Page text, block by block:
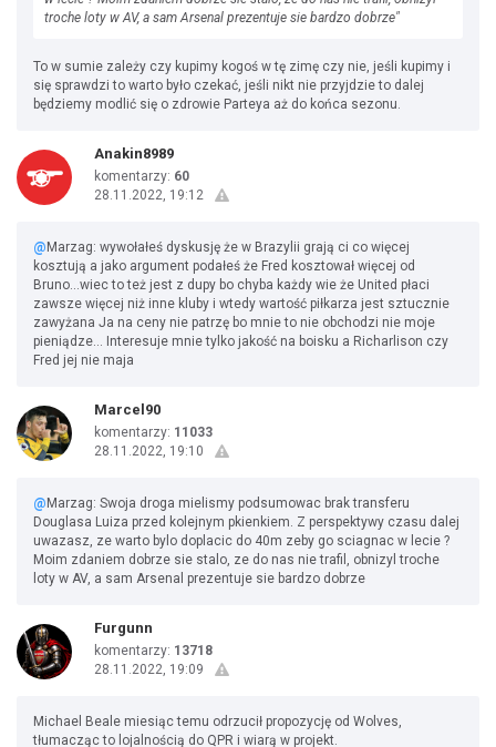
troche loty w AV, a sam Arsenal prezentuje sie bardzo dobrze"
To w sumie zależy czy kupimy kogoś w tę zimę czy nie, jeśli kupimy i
się sprawdzi to warto było czekać, jeśli nikt nie przyjdzie to dalej
będziemy modlić się o zdrowie Parteya aż do końca sezonu.
Anakin8989
komentarzy: 60
28.11.2022, 19:12
@ Marzag: wywołałeś dyskusję że w Brazylii grają ci co więcej
kosztują a jako argument podałeś że Fred kosztował więcej od
Bruno...wiec to też jest z dupy bo chyba każdy wie że United płaci
zawsze więcej niż inne kluby i wtedy wartość piłkarza jest sztucznie
zawyżana Ja na ceny nie patrzę bo mnie to nie obchodzi nie moje
pieniądze... Interesuje mnie tylko jakość na boisku a Richarlison czy
Fred jej nie maja
Marcel90
komentarzy: 11033
28.11.2022, 19:10
@ Marzag: Swoja droga mielismy podsumowac brak transferu
Douglasa Luiza przed kolejnym pkienkiem. Z perspektywy czasu dalej
uwazasz, ze warto bylo doplacic do 40m zeby go sciagnac w lecie ?
Moim zdaniem dobrze sie stalo, ze do nas nie trafil, obnizyl troche
loty w AV, a sam Arsenal prezentuje sie bardzo dobrze
Furgunn
komentarzy: 13718
28.11.2022, 19:09
Michael Beale miesiąc temu odrzucił propozycję od Wolves,
tłumacząc to lojalnością do QPR i wiarą w projekt.